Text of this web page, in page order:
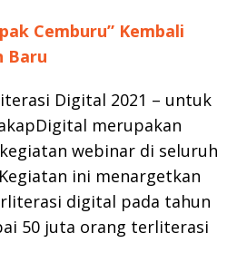
Cemburu” Kembali
Baru
Digital 2021 – untuk
merupakan
webinar di seluruh
ini menargetkan
digital pada tahun
50 juta orang terliterasi